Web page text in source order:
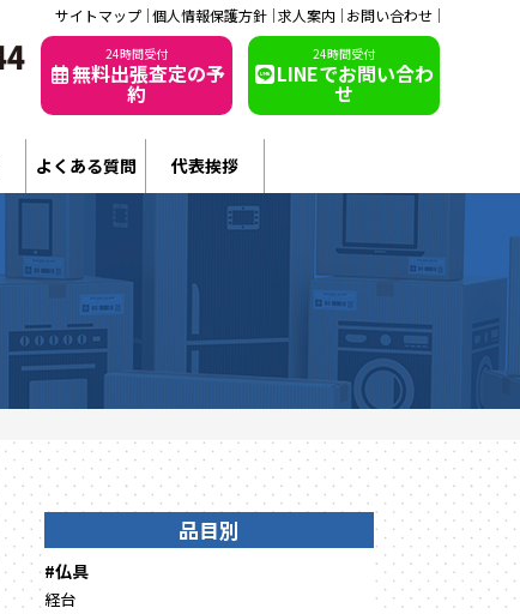
サイトマップ 個人情報保護方針 求人案内 お問い合わせ
24時間受付
無料出張査定の予
約
24時間受付
LINEでお問い合わ
せ
よくある質問 代表挨拶
品目別
#仏具
経台